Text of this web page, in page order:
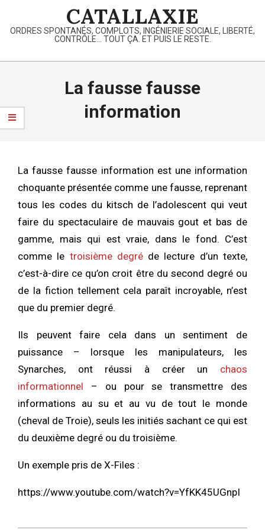
content
CATALLAXIE
ORDRES SPONTANÉS, COMPLOTS, INGÉNIERIE SOCIALE, LIBERTÉ,
CONTRÔLE… TOUT ÇA. ET PUIS LE RESTE.
Primary
La fausse fausse
information
La fausse fausse information est une information
choquante présentée comme une fausse, reprenant
tous les codes du kitsch de l’adolescent qui veut
faire du spectaculaire de mauvais gout et bas de
gamme, mais qui est vraie, dans le fond. C’est
comme le troisième degréde lecture d’un texte,
c’est-à-dire ce qu’on croit être du second degré ou
de la fiction tellement cela paraît incroyable, n’est
que du premier degré.
Ils peuvent faire cela dans un sentiment de
puissance – lorsque les manipulateurs, les
Synarches, ont réussi à créer un chaos
informationnel – ou pour se transmettre des
informations au su et au vu de tout le monde
(cheval de Troie), seuls les initiés sachant ce qui est
du deuxième degré ou du troisième.
Un exemple pris de X-Files :
https://www.youtube.com/watch?v=YfKK45UGnpI